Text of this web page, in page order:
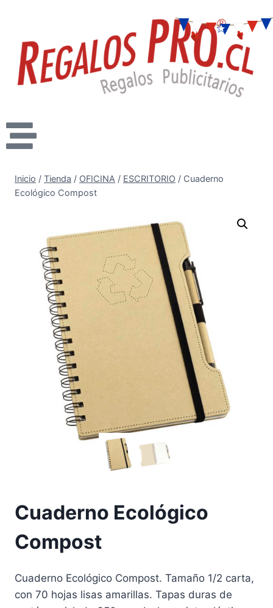
Inicio / Tienda / OFICINA / ESCRITORIO / Cuaderno
Ecológico Compost
Cuaderno Ecológico
Compost
Cuaderno Ecológico Compost. Tamaño 1/2 carta,
con 70 hojas lisas amarillas. Tapas duras de